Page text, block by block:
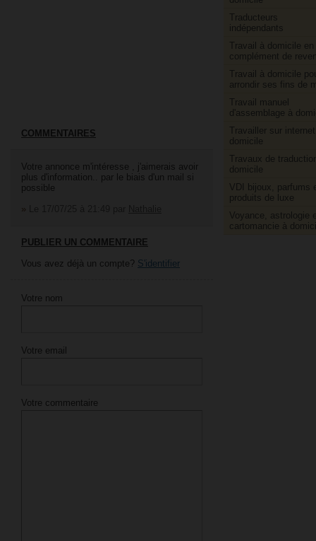
Traducteurs
indépendants
Travail à domicile en
complément de
Travail à domicile
arrondir ses fins de
Travail manuel
d'assemblage à
Travailler sur
domicile
Travaux de
domicile
VDI bijoux, parfums
produits de luxe
Voyance, astrologie
cartomancie à
COMMENTAIRES
Votre annonce m'intéresse , j'aimerais avoir
plus d'information.. par le biais d'un mail si
possible
»
PUBLIER UN COMMENTAIRE
Vous avez déjà un compte? S'identifier
Votre nom
Votre email
Votre commentaire